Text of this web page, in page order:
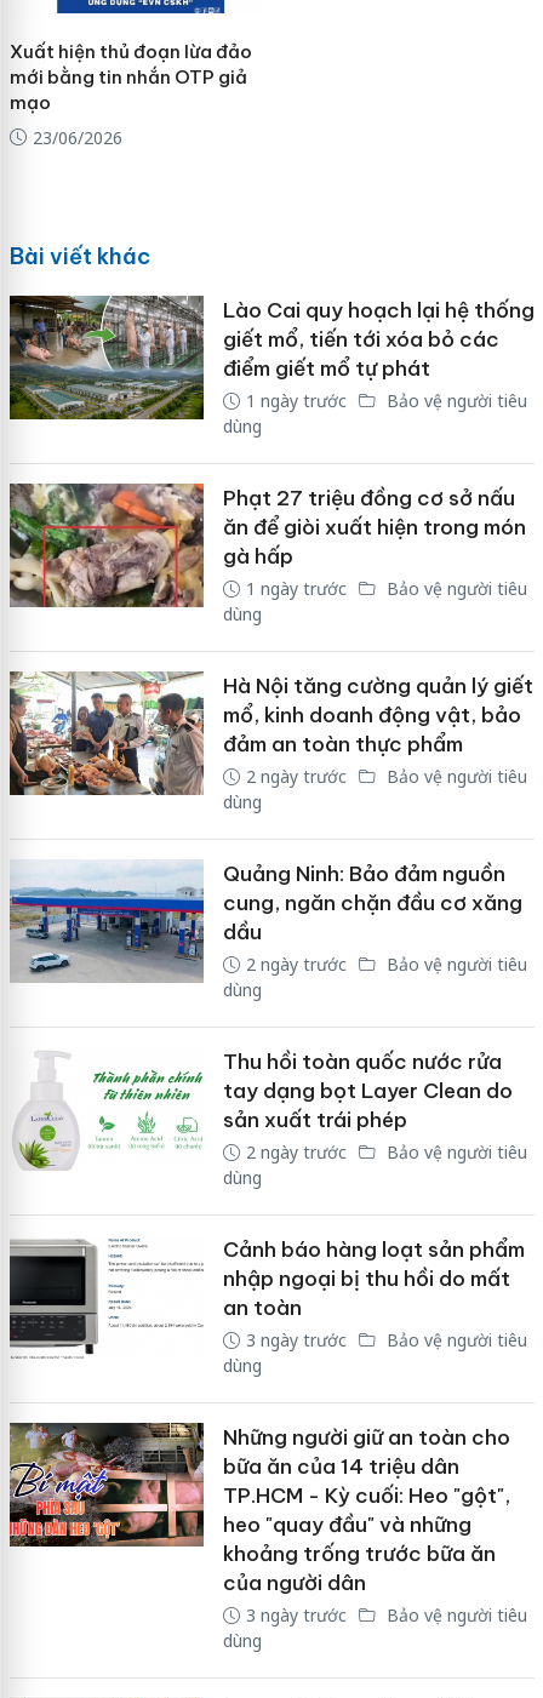
Xuất hiện thủ đoạn lừa đảo
mới bằng tin nhắn OTP giả
mạo
23/06/2026
Bài viết khác
Lào Cai quy hoạch lại hệ thống
giết mổ, tiến tới xóa bỏ các
điểm giết mổ tự phát
1 ngày trước
Bảo vệ người tiêu
dùng
Phạt 27 triệu đồng cơ sở nấu
ăn để giòi xuất hiện trong món
gà hấp
1 ngày trước
Bảo vệ người tiêu
dùng
Hà Nội tăng cường quản lý giết
mổ, kinh doanh động vật, bảo
đảm an toàn thực phẩm
2 ngày trước
Bảo vệ người tiêu
dùng
Quảng Ninh: Bảo đảm nguồn
cung, ngăn chặn đầu cơ xăng
dầu
2 ngày trước
Bảo vệ người tiêu
dùng
Thu hồi toàn quốc nước rửa
tay dạng bọt Layer Clean do
sản xuất trái phép
2 ngày trước
Bảo vệ người tiêu
dùng
Cảnh báo hàng loạt sản phẩm
nhập ngoại bị thu hồi do mất
an toàn
3 ngày trước
Bảo vệ người tiêu
dùng
Những người giữ an toàn cho
bữa ăn của 14 triệu dân
TP.HCM - Kỳ cuối: Heo "gột",
heo "quay đầu" và những
khoảng trống trước bữa ăn
của người dân
3 ngày trước
Bảo vệ người tiêu
dùng